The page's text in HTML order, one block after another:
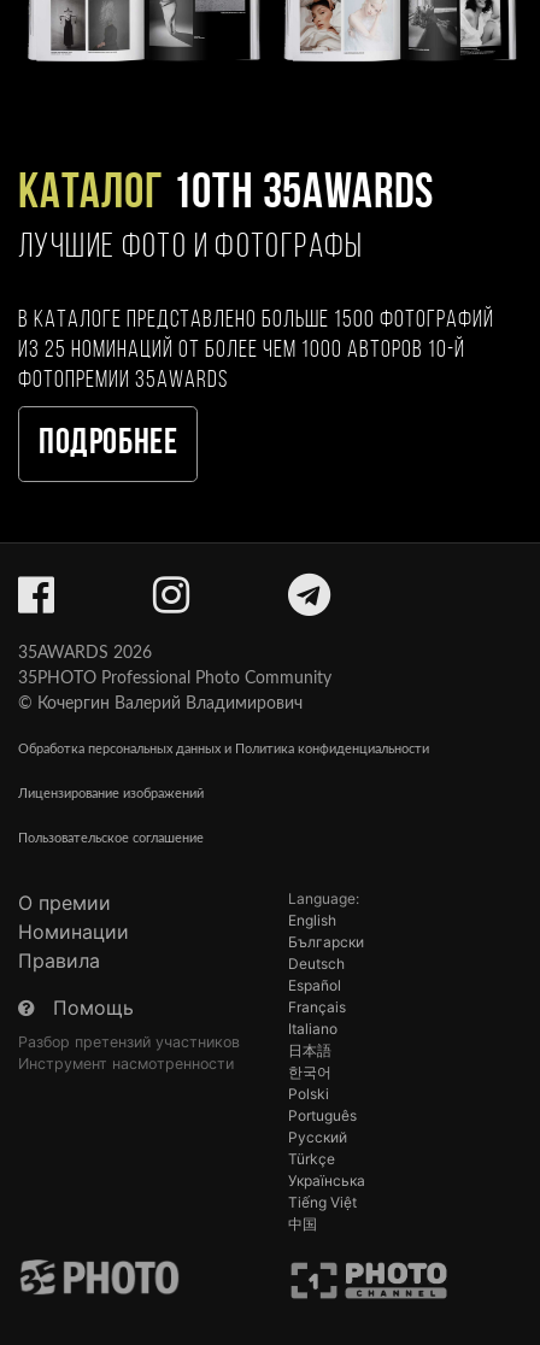
Каталог 10TH 35AWARDS
ЛУЧШИЕ ФОТО И ФОТОГРАФЫ
В каталоге представлено больше 1500 фотографий
из 25 номинаций от более чем 1000 авторов 10-й
фотопремии 35AWARDS
Подробнее
35AWARDS 2026
35PHOTO Professional Photo Community
© Кочергин Валерий Владимирович
Обработка персональных данных и Политика конфиденциальности
Лицензирование изображений
Пользовательское соглашение
О премии
Номинации
Правила
Помощь
Разбор претензий участников
Инструмент насмотренности
Language:
English
Български
Deutsch
Español
Français
Italiano
日本語
한국어
Polski
Português
Русский
Türkçe
Українська
Tiếng Việt
中国